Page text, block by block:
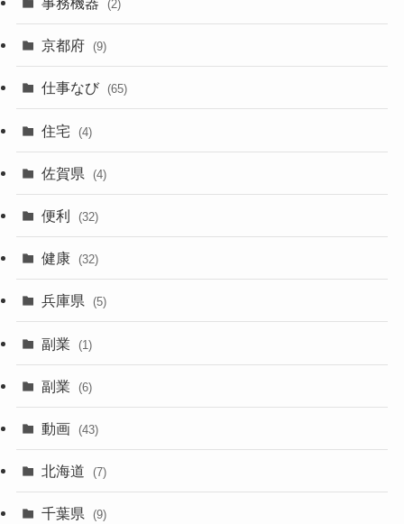
(2)
京都府 (9)
仕事なび (65)
住宅 (4)
佐賀県 (4)
便利 (32)
健康 (32)
兵庫県 (5)
副業 (1)
副業 (6)
動画 (43)
北海道 (7)
千葉県 (9)